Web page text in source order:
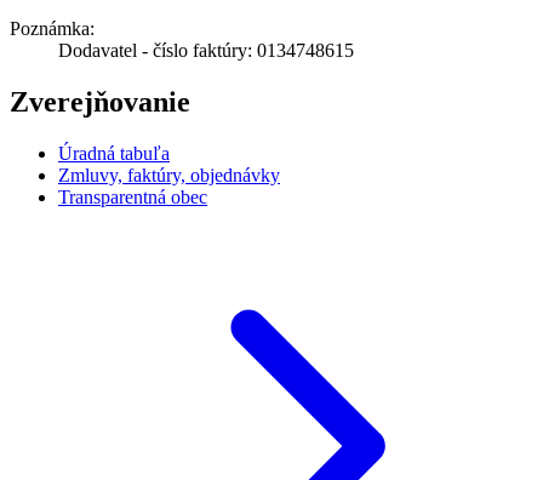
Poznámka:
Dodavatel - číslo faktúry: 0134748615
Zverejňovanie
Úradná tabuľa
Zmluvy, faktúry, objednávky
Transparentná obec